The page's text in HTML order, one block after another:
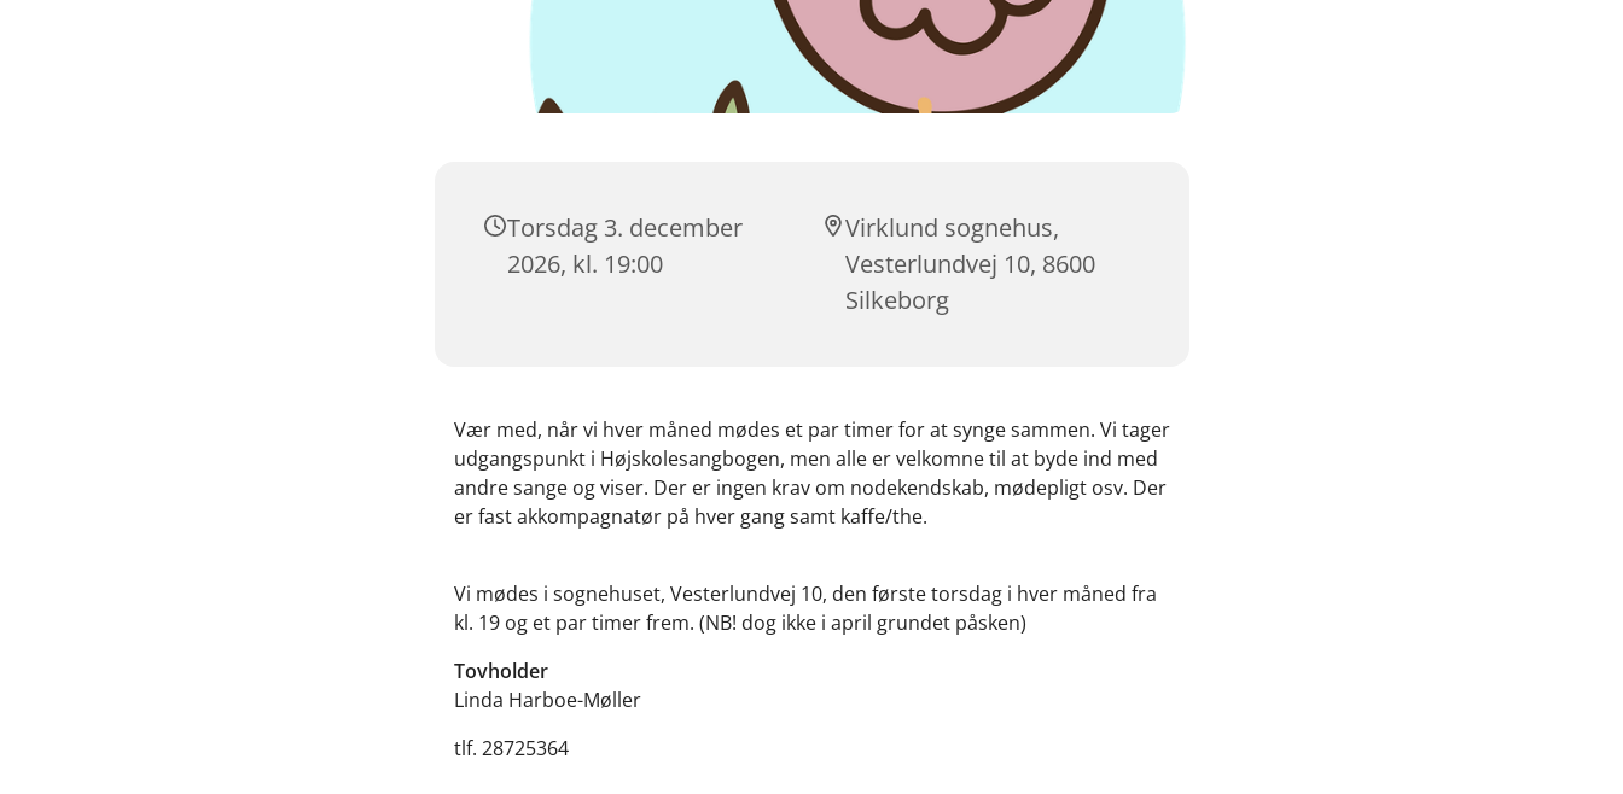
Torsdag 3. december
2026, kl. 19:00
Virklund sognehus,
Vesterlundvej 10, 8600
Silkeborg
Vær med, når vi hver måned mødes et par timer for at synge sammen. Vi tager
udgangspunkt i Højskolesangbogen, men alle er velkomne til at byde ind med
andre sange og viser. Der er ingen krav om nodekendskab, mødepligt osv. Der
er fast akkompagnatør på hver gang samt kaffe/the.
Vi mødes i sognehuset, Vesterlundvej 10, den første torsdag i hver måned fra
kl. 19 og et par timer frem. (NB! dog ikke i april grundet påsken)
Tovholder
Linda Harboe-Møller
tlf. 28725364